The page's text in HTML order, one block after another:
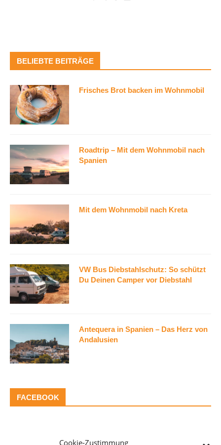
Cookie-Zustimmung
BELIEBTE BEITRÄGE
Frisches Brot backen im Wohnmobil
Roadtrip – Mit dem Wohnmobil nach
Spanien
Mit dem Wohnmobil nach Kreta
VW Bus Diebstahlschutz: So schützt
Du Deinen Camper vor Diebstahl
Antequera in Spanien – Das Herz von
Andalusien
FACEBOOK
CAMPERVAN-BERATUNG*